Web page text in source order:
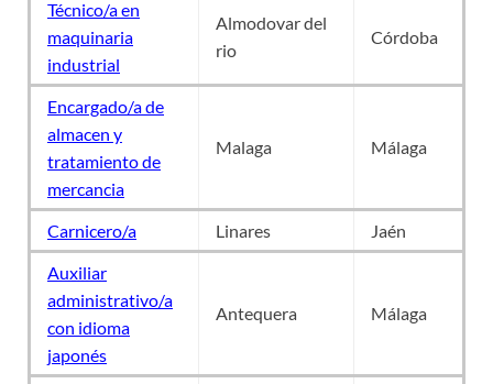
Técnico/a en
maquinaria
industrial
Almodovar del
rio
Córdoba
Encargado/a de
almacen y
tratamiento de
mercancia
Malaga Málaga
Carnicero/a Linares
Jaén
Auxiliar
administrativo/a
con idioma
japonés
Antequera Málaga